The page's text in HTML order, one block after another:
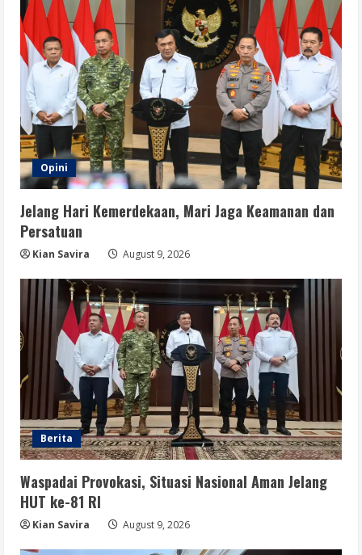
Opini
Jelang Hari Kemerdekaan, Mari Jaga Keamanan dan
Persatuan
Kian Savira August 9, 2026
Berita
Waspadai Provokasi, Situasi Nasional Aman Jelang
HUT ke-81 RI
Kian Savira August 9, 2026